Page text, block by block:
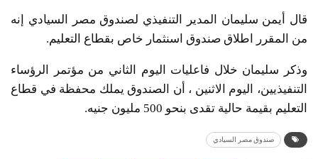
قال أيمن سليمان المدير التنفيذي لصندوق مصر السيادي إنه
من المقرر اطلاق صندوق اسنثمار خاص بقطاع التعليم.
وذكر سليمان خلال فاعليات اليوم الثاني من مؤتمر الرؤساء
التنفيذيين، اليوم الاثنين ، أن الصندوق يملك محفظة في قطاع
التعليم بقيمة حالية تقدى بنحو 500 مليون جنيه.
صندوق مصر السيادي